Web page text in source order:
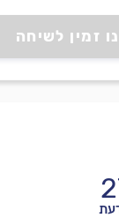
זמין לשיחה